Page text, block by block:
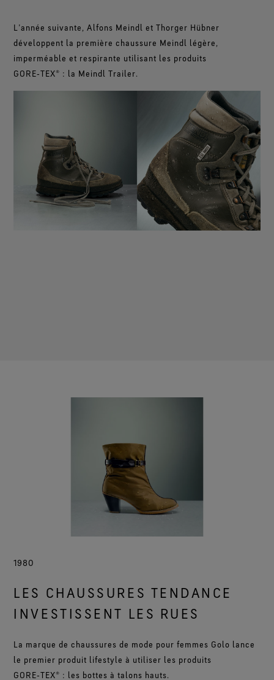
L’année suivante, Alfons Meindl et Thorger Hübner
développent la première chaussure Meindl légère,
imperméable et respirante utilisant les produits
GORE‑TEX® : la Meindl Trailer.
1980
LES CHAUSSURES TENDANCE
INVESTISSENT LES RUES
La marque de chaussures de mode pour femmes Golo lance
le premier produit lifestyle à utiliser les produits
GORE‑TEX® : les bottes à talons hauts.